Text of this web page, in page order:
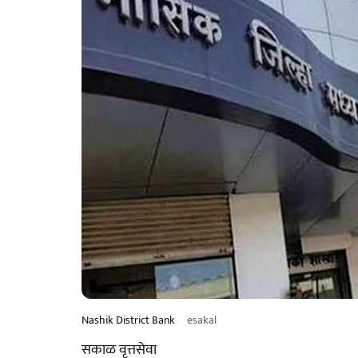
Nashik District Bank esakal
सकाळ वृत्तसेवा